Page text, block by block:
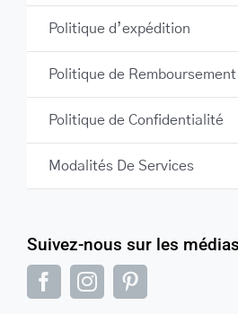
Suivez-nous sur les
Politique d’expédition
Politique de Remboursement
Politique de Confidentialité
Modalités De Services